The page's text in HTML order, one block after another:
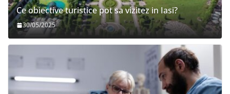
Ce obiective turistice pot sa vizitez in Iasi?
30/05/2025